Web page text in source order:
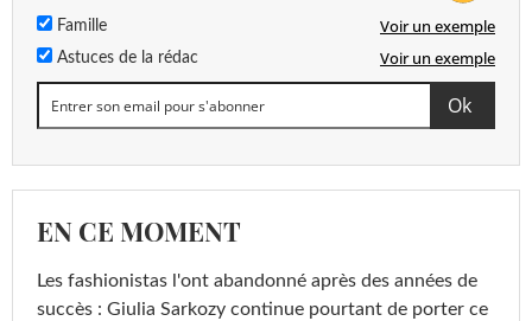
Famille Voir un exemple
Astuces de la rédac Voir un exemple
EN CE MOMENT
Les fashionistas l'ont abandonné après des années de
succès : Giulia Sarkozy continue pourtant de porter ce